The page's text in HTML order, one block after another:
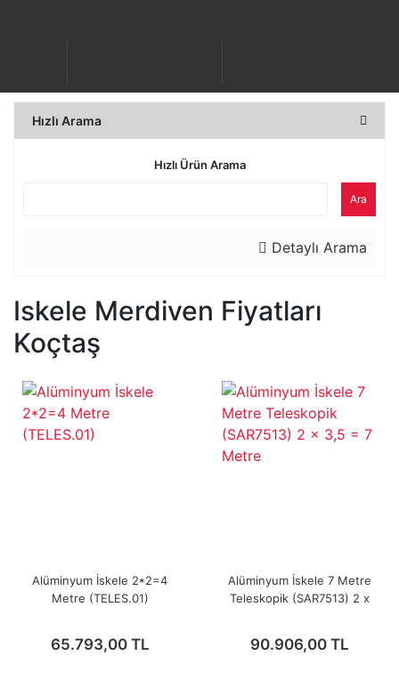
Hızlı Arama
Hızlı Ürün Arama
Ara
Detaylı Arama
Iskele Merdiven Fiyatları
Koçtaş
Alüminyum İskele 2*2=4
Metre (TELES.01)
65.793,00 TL
Alüminyum İskele 7 Metre
Teleskopik (SAR7513) 2 x
90.906,00 TL